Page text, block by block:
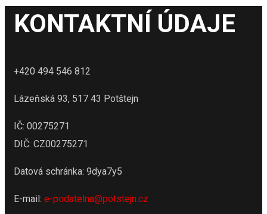
KONTAKTNÍ ÚDAJE
+420 494 546 812
Lázeňská 93, 517 43 Potštejn
IČ: 00275271
DIČ: CZ00275271
Datová schránka: 9dya7y5
E-mail: e-podatelna@potstejn.cz